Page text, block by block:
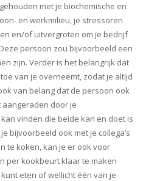
met je biochemische en
en werkmilieu, je stressoren
en/of uitvergroten om je bedrijf
persoon zou bijvoorbeeld een
zijn. Verder is het belangrijk dat
van je overneemt, zodat je altijd
van belang dat de persoon ook
door je
vinden die beide kan en doet is
bijvoorbeeld ook met je collega’s
te koken, kan je er ook voor
per kookbeurt klaar te maken
eten of wellicht één van je